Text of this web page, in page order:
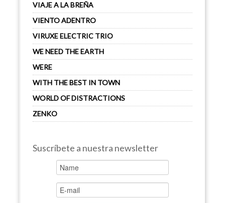
VIAJE A LA BREÑA
VIENTO ADENTRO
VIRUXE ELECTRIC TRIO
WE NEED THE EARTH
WERE
WITH THE BEST IN TOWN
WORLD OF DISTRACTIONS
ZENKO
Suscríbete a nuestra newsletter